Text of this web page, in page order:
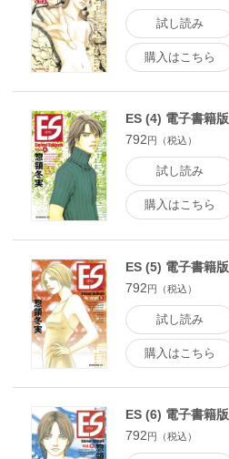
試し読み
購入はこちら
ES (4) 電子書籍版
792 円（税込）
試し読み
購入はこちら
ES (5) 電子書籍版
792円（税込）
試し読み
購入はこちら
ES (6) 電子書籍版
792円（税込）